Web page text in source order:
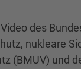
des
nukleare
(BMUV) und